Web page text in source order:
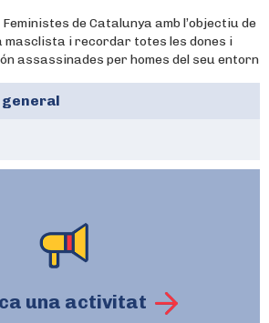
de Catalunya amb l’objectiu de
masclista i recordar totes les dones i
assassinades per homes del seu entorn
una activitat